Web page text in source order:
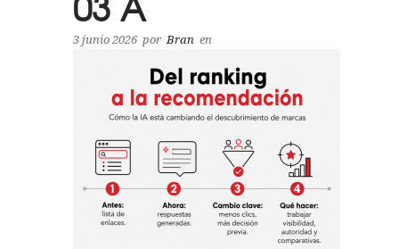
3 junio 2026 por Bran en